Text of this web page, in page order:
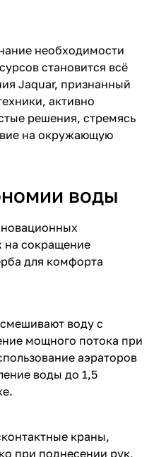
необходимости
становится всё
Jaquar, признанный
активно
решения, стремясь
на окружающую
воды
на сокращение
для комфорта
воду с
мощного потока при
аэраторов
воды до 1,5
краны,
при поднесении рук,